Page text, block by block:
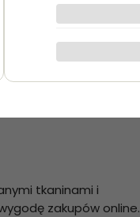
tkaninami i
zakupów online.